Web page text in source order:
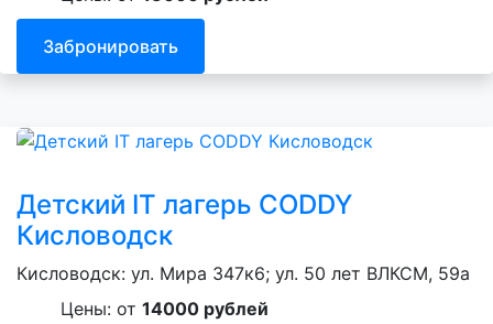
Забронировать
Детский IT лагерь CODDY
Кисловодск
Кисловодск: ул. Мира 347к6; ул. 50 лет ВЛКСМ, 59а
Цены: от 14000 рублей